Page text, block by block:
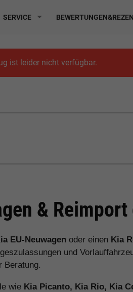
SERVICE
ist leider nicht verfügbar.
&
EU-Neuwagen oder einen Kia
und
Beratung.
wie Kia Picanto, Kia Rio, Kia